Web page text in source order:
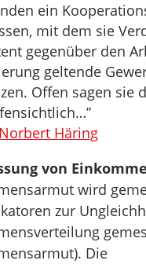
ein
mit dem sie
gegenüber den
geltende
Offen sagen sie
Norbert Häring
von
wird
zur
Die